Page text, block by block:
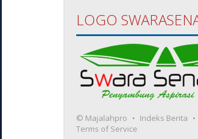
LOGO
© Majalahpro
Indeks Berita
Terms of Service